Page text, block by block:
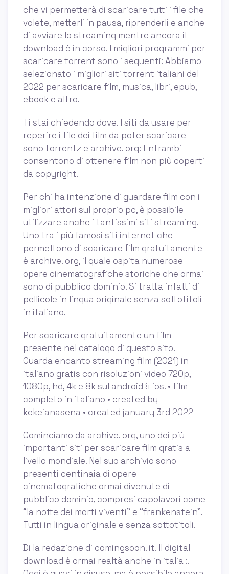
che vi permetterà di scaricare tutti i file che
volete, metterli in pausa, riprenderli e anche
di avviare lo streaming mentre ancora il
download è in corso. I migliori programmi per
scaricare torrent sono i seguenti: Abbiamo
selezionato i migliori siti torrent italiani del
2022 per scaricare film, musica, libri, epub,
ebook e altro.
Ti stai chiedendo dove. I siti da usare per
reperire i file dei film da poter scaricare
sono torrentz e archive. org: Entrambi
consentono di ottenere film non più coperti
da copyright.
Per chi ha intenzione di guardare film con i
migliori attori sul proprio pc, è possibile
utilizzare anche i tantissimi siti streaming.
Uno tra i più famosi siti internet che
permettono di scaricare film gratuitamente
è archive. org, il quale ospita numerose
opere cinematografiche storiche che ormai
sono di pubblico dominio. Si tratta infatti di
pellicole in lingua originale senza sottotitoli
in italiano.
Per scaricare gratuitamente un film
presente nel catalogo di questo sito.
Guarda encanto streaming film (2021) in
italiano gratis con risoluzioni video 720p,
1080p, hd, 4k e 8k sul android & ios. • film
completo in italiano • created by
kekeianasena • created january 3rd 2022
Cominciamo da archive. org, uno dei più
importanti siti per scaricare film gratis a
livello mondiale. Nel suo archivio sono
presenti centinaia di opere
cinematografiche ormai divenute di
pubblico dominio, compresi capolavori come
“la notte dei morti viventi” e “frankenstein”.
Tutti in lingua originale e senza sottotitoli.
Di la redazione di comingsoon. it. Il digital
download è ormai realtà anche in italia :.